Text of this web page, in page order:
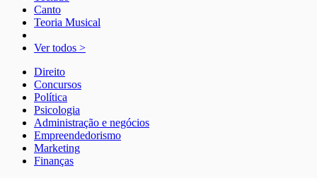
Canto
Teoria Musical
Ver todos >
Direito
Concursos
Política
Psicologia
Administração e negócios
Empreendedorismo
Marketing
Finanças